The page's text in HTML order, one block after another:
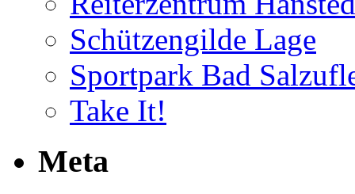
Schützengilde Lage
Sportpark Bad
Take It!
Meta